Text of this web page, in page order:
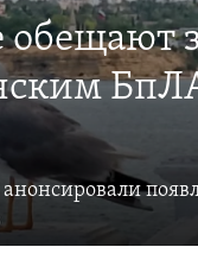
обещают
анонсировали